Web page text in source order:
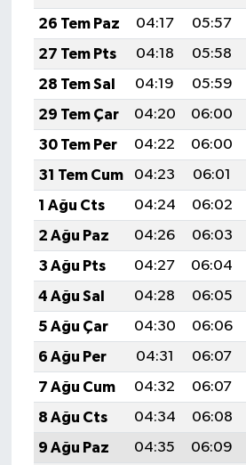
26 Tem Paz
04:17 05:57
27 Tem Pts
04:18 05:58
28 Tem Sal
04:19 05:59
29 Tem Çar
04:20 06:00
30 Tem Per
04:22 06:00
31 Tem Cum
04:23 06:01
1 Ağu Cts
04:24 06:02
2 Ağu Paz
04:26 06:03
3 Ağu Pts
04:27 06:04
4 Ağu Sal
04:28 06:05
5 Ağu Çar
04:30 06:06
6 Ağu Per
04:31 06:07
7 Ağu Cum
04:32 06:07
8 Ağu Cts
04:34 06:08
9 Ağu Paz
04:35 06:09